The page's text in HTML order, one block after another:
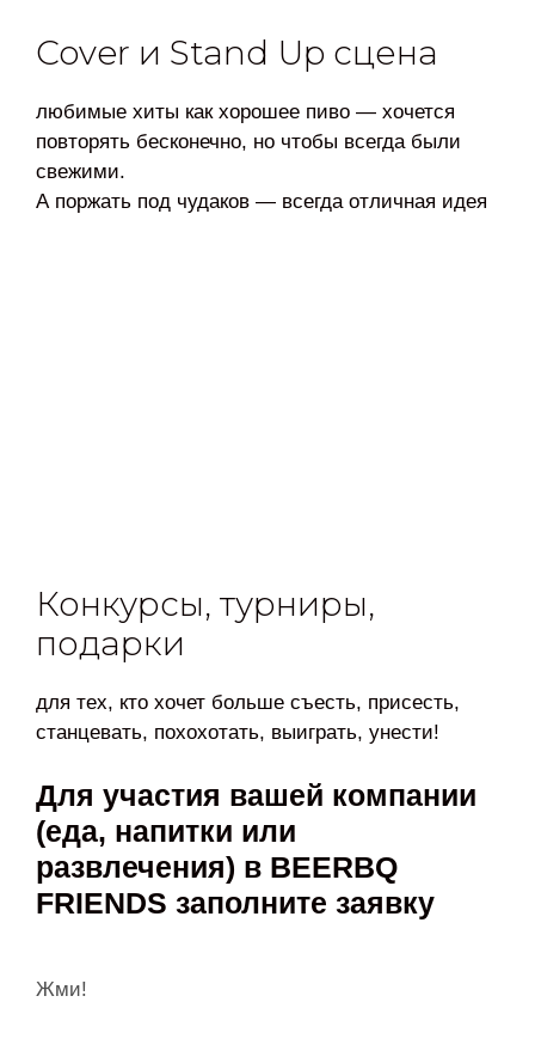
Cover и Stand Up сцена
любимые хиты как хорошее пиво — хочется
повторять бесконечно, но чтобы всегда были
свежими.
А поржать под чудаков — всегда отличная идея
Конкурсы, турниры,
подарки
для тех, кто хочет больше съесть, присесть,
станцевать, похохотать, выиграть, унести!
Для участия вашей компании
(еда, напитки или
развлечения) в BEERBQ
FRIENDS заполните заявку
Жми!